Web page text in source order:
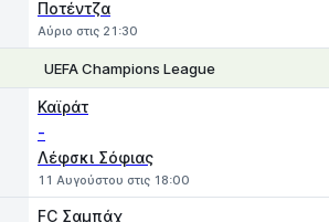
Ποτέντζα
Αύριο στις 21:30
UEFA Champions League
Καϊράτ
-
Λέφσκι Σόφιας
11 Αυγούστου στις 18:00
FC Σαμπάχ